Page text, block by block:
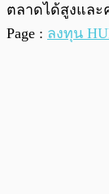
ตลาดได้สูงและ
Page : ลงทุน